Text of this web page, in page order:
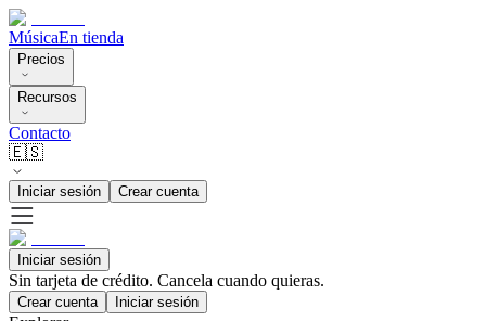
MúsicaEn tienda
Precios
Recursos
Contacto
🇪🇸
Iniciar sesión Crear cuenta
Iniciar sesión
Sin tarjeta de crédito. Cancela cuando quieras.
Crear cuenta Iniciar sesión